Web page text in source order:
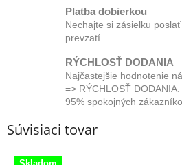
Platba dobierkou
Nechajte si zásielku
prevzatí.
RÝCHLOSŤ DODANIA
Najčastejšie hodnotenie
=> RÝCHLOSŤ
95% spokojných
Súvisiaci tovar